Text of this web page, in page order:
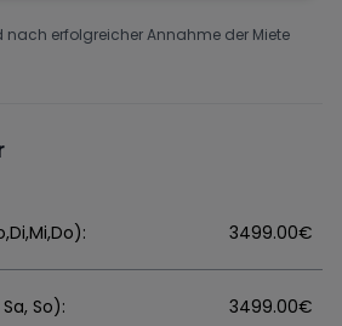
nach erfolgreicher Annahme der Miete
3499.00€
So): 3499.00€